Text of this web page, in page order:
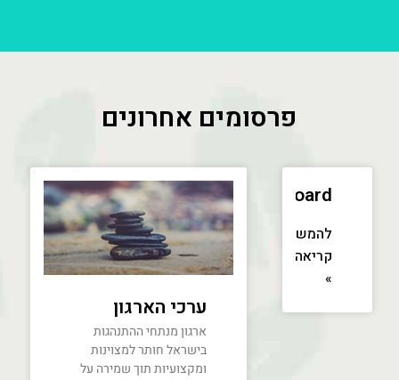
פרסומים אחרונים
dashboard
להמשך
קריאה
»
ערכי הארגון
ארגון מנתחי ההתנהגות
בישראל חותר למצוינות
ומקצועיות תוך שמירה על